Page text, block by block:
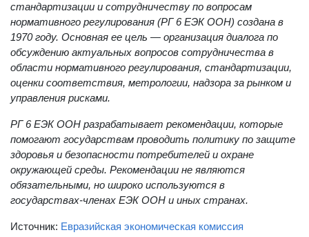
стандартизации и сотрудничеству по вопросам
нормативного регулирования (РГ 6 ЕЭК ООН) создана в
1970 году. Основная ее цель — организация диалога по
обсуждению актуальных вопросов сотрудничества в
области нормативного регулирования, стандартизации,
оценки соответствия, метрологии, надзора за рынком и
управления рисками.
РГ 6 ЕЭК ООН разрабатывает рекомендации, которые
помогают государствам проводить политику по защите
здоровья и безопасности потребителей и охране
окружающей среды. Рекомендации не являются
обязательными, но широко используются в
государствах-членах ЕЭК ООН и иных странах.
Источник: Евразийская экономическая комиссия